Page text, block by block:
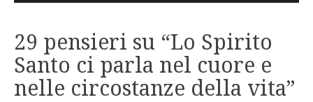
29 pensieri su “Lo Spirito
Santo ci parla nel cuore e
nelle circostanze della vita”